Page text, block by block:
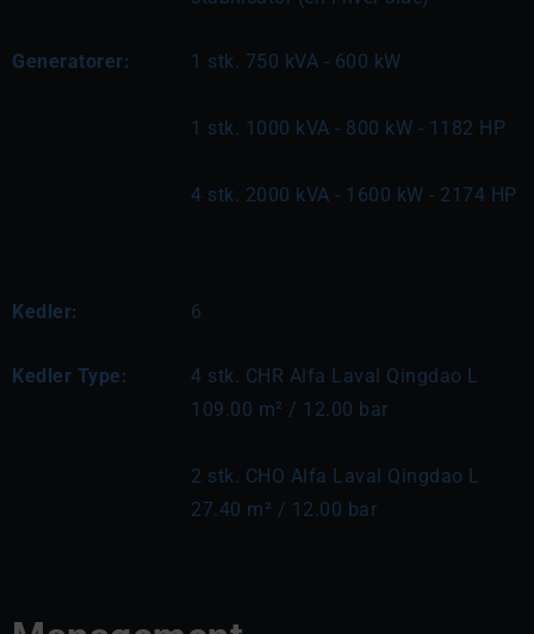
Generatorer: 1 stk. 750 kVA - 600 kW
1 stk. 1000 kVA - 800 kW - 1182 HP
4 stk. 2000 kVA - 1600 kW - 2174 HP
Kedler: 6
Kedler Type:
4 stk. CHR Alfa Laval Qingdao L
109.00 m² / 12.00 bar
2 stk. CHO Alfa Laval Qingdao L
27.40 m² / 12.00 bar